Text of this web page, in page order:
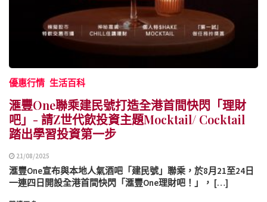
優惠行情 生活百科
滙豐One聯乘建民號打造全港首間快閃「理財
吧」- 請Z世代飲投資主題Mocktail/ Cocktail
踏出學習投資第一步
21/08/2025
滙豐One宣布與本地人氣酒吧「建民號」聯乘，於8月21至24日
一連四日開設全港首間快閃「滙豐One理財吧！」， […]